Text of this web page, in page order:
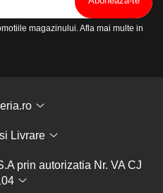
magazinului. Afla mai multe in
Livrare
prin autorizatia Nr. VA CJ